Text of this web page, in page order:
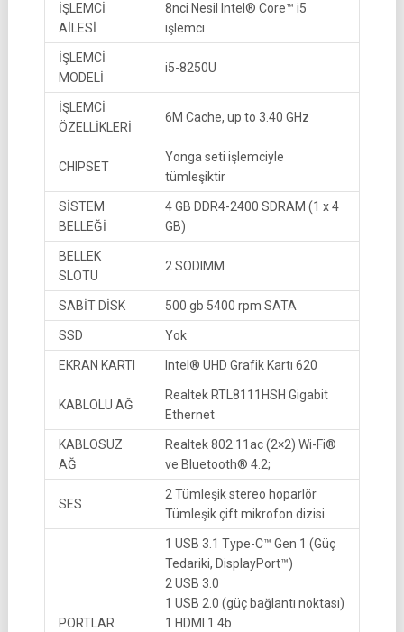
İŞLEMCİ
AİLESİ
8nci Nesil Intel® Core™ i5
işlemci
İŞLEMCİ
MODELİ
i5-8250U
İŞLEMCİ
ÖZELLİKLERİ
6M Cache, up to 3.40 GHz
CHIPSET
Yonga seti işlemciyle
tümleşiktir
SİSTEM
BELLEĞİ
4 GB DDR4-2400 SDRAM (1 x 4
GB)
BELLEK
SLOTU
2 SODIMM
SABİT DİSK 500 gb 5400 rpm SATA
SSD Yok
EKRAN KARTI Intel® UHD Grafik Kartı 620
KABLOLU AĞ
Realtek RTL8111HSH Gigabit
Ethernet
KABLOSUZ
AĞ
Realtek 802.11ac (2×2) Wi-Fi®
ve Bluetooth® 4.2;
SES
2 Tümleşik stereo hoparlör
Tümleşik çift mikrofon dizisi
PORTLAR
1 USB 3.1 Type-C™ Gen 1 (Güç
Tedariki, DisplayPort™)
2 USB 3.0
1 USB 2.0 (güç bağlantı noktası)
1 HDMI 1.4b